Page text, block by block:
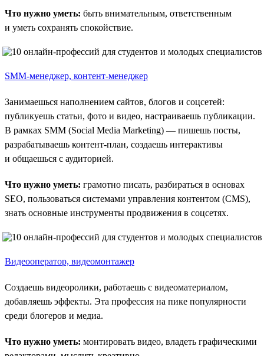
Что нужно уметь: быть внимательным, ответственным
и уметь сохранять спокойствие.
SMM-менеджер, контент-менеджер
Занимаешься наполнением сайтов, блогов и соцсетей:
публикуешь статьи, фото и видео, настраиваешь публикации.
В рамках SMM (Social Media Marketing) — пишешь посты,
разрабатываешь контент-план, создаешь интерактивы
и общаешься с аудиторией.
Что нужно уметь: грамотно писать, разбираться в основах
SEO, пользоваться системами управления контентом (CMS),
знать основные инструменты продвижения в соцсетях.
Видеооператор, видеомонтажер
Создаешь видеоролики, работаешь с видеоматериалом,
добавляешь эффекты. Эта профессия на пике популярности
среди блогеров и медиа.
Что нужно уметь: монтировать видео, владеть графическими